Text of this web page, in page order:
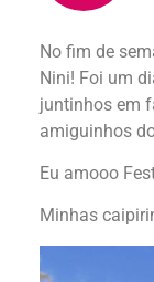
No fim de
Nini! Foi um
juntinhos em
amiguinhos
Eu amooo
Minhas